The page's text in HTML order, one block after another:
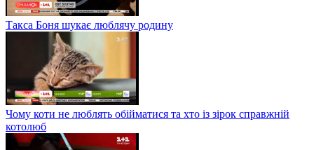
Такса Боня шукає люблячу родину
Чому коти не люблять обійматися та хто із зірок справжній
котолюб